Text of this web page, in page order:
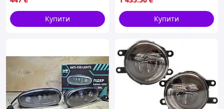
мотоциклів і спецтехніки
Купити
безпечної їзди
Купити